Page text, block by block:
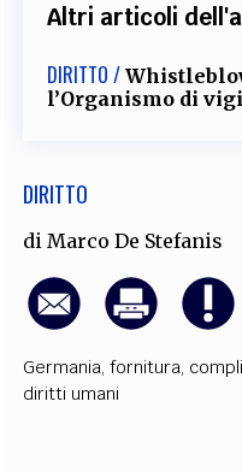
Altri articoli
DIRITTO /
l’Organismo di
DIRITTO
di Marco De Stefanis
Germania,fornitura,
diritti umani